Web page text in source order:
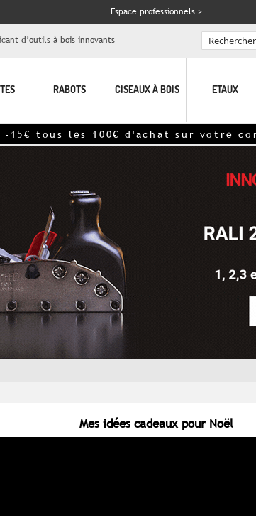
Espace professionnels >
d’outils à bois innovants
RABOTS CISEAUX À BOIS ETAUX
les 100€ d'achat sur votre
Mes idées cadeaux pour Noël